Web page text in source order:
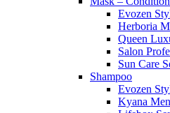
Evozen
Herboria
Queen
Salon
Sun Care
Shampoo
Evozen
Kyana